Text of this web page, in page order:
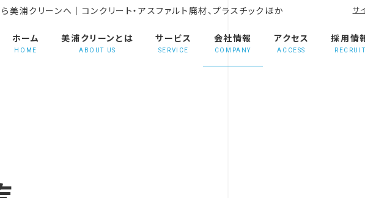
浦クリーンへ｜コンクリート・アスファルト廃材、プラスチックほか サ
ホーム
HOME
美浦クリーンとは
ABOUT US
サービス
SERVICE
会社情報
COMPANY
アクセス
ACCESS
採用情
RECRUIT